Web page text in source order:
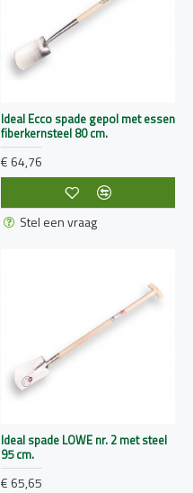
Ideal Ecco spade gepol met essen
fiberkernsteel 80 cm.
€ 64,76
Stel een vraag
Ideal spade LOWE nr. 2 met steel
95 cm.
€ 65,65